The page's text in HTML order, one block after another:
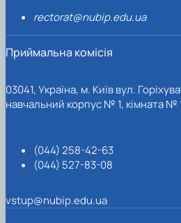
rectorat@nubip.edu.ua
Приймальна комісія
03041, Україна, м. Київ вул.
навчальний корпус № 1, кімната №
(044) 258-42-63
(044) 527-83-08
vstup@nubip.edu.ua